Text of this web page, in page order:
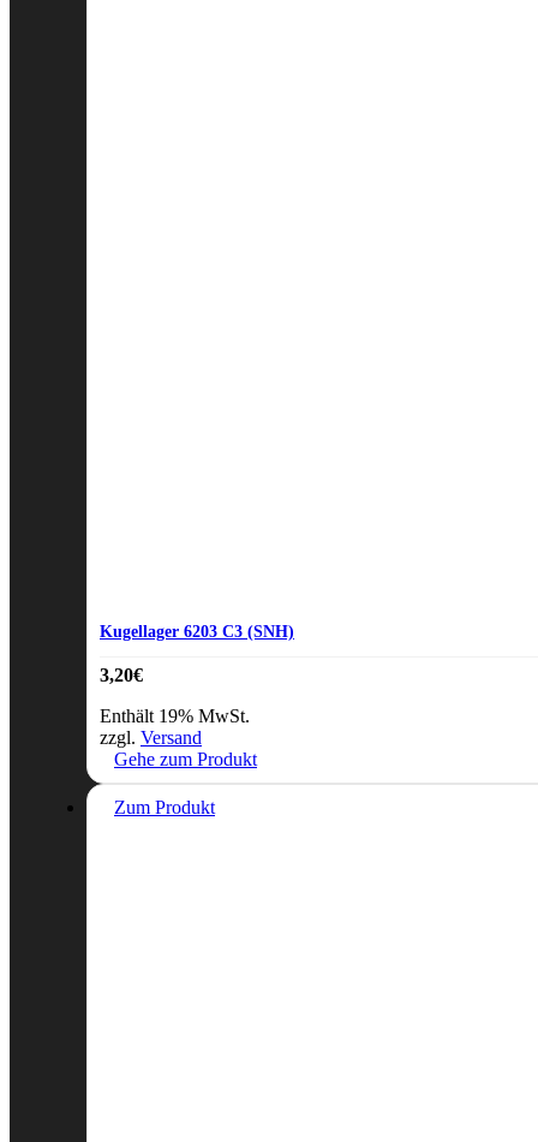
Kugellager 6203 C3 (SNH)
3,20€
Enthält 19% MwSt.
zzgl. Versand
Gehe zum Produkt
Zum Produkt